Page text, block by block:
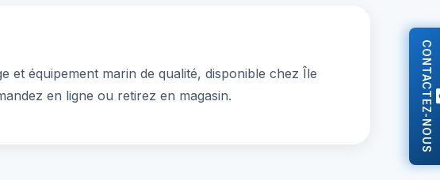
CONTACTEZ-NOUS
et équipement marin de qualité, disponible chez Île
en ligne ou retirez en magasin.